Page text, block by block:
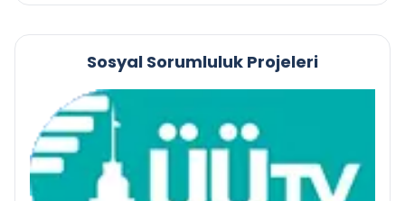
Sosyal Sorumluluk Projeleri